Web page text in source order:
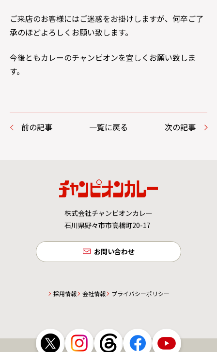
ご来店のお客様にはご迷惑をお掛けしますが、何卒ご了
承のほどよろしくお願い致します。
今後ともカレーのチャンピオンを宜しくお願い致しま
す。
前の記事 一覧に戻る 次の記事
株式会社チャンピオンカレー
石川県野々市市高橋町20-17
お問い合わせ
採用情報 会社情報 プライバシーポリシー